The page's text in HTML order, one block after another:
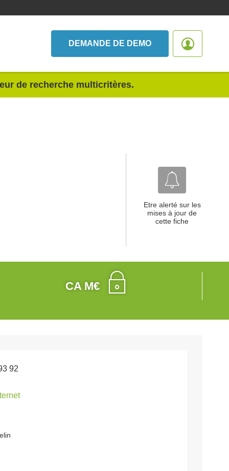
DEMANDE DE DEMO
de recherche multicritères.
Etre alerté sur les
mises à jour de
cette fiche
CA M€
92